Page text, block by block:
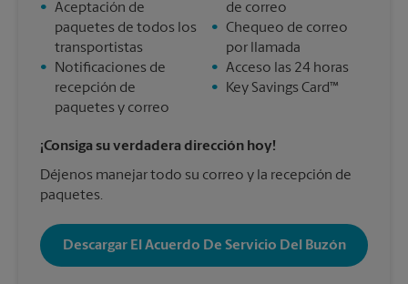
• Aceptación de
paquetes de todos los
transportistas
•
Notificaciones de
recepción de
paquetes y correo
de correo
• Chequeo de correo
por llamada
• Acceso las 24 horas
•
Key Savings Card™
¡Consiga su verdadera dirección hoy!
Déjenos manejar todo su correo y la recepción de
paquetes.
Descargar El Acuerdo De Servicio Del Buzón